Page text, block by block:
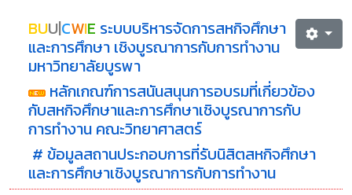
BUU|CWIE ระบบบริหารจัดการสหกิจศึกษา
และการศึกษา เชิงบูรณาการกับการทำงาน
มหาวิทยาลัยบูรพา
หลักเกณฑ์การสนันสนุนการอบรมที่เกี่ยวข้อง
กับสหกิจศึกษาและการศึกษาเชิงบูรณาการกับ
การทำงาน คณะวิทยาศาสตร์
# ข้อมูลสถานประกอบการที่รับนิสิตสหกิจศึกษา
และการศึกษาเชิงบูรณาการกับการทำงาน